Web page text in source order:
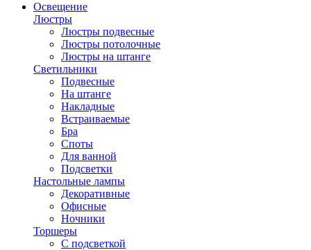
Освещение
Люстры
Люстры подвесные
Люстры потолочные
Люстры на штанге
Светильники
Подвесные
На штанге
Накладные
Встраиваемые
Бра
Споты
Для ванной
Подсветки
Настольные лампы
Декоративные
Офисные
Ночники
Торшеры
С подсветкой